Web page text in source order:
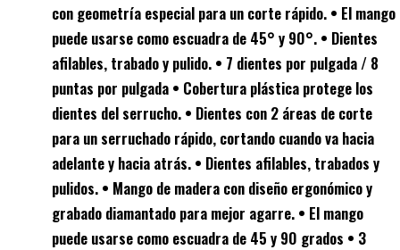
con geometría especial para un corte rápido. • El mango
puede usarse como escuadra de 45° y 90°. • Dientes
afilables, trabado y pulido. • 7 dientes por pulgada / 8
puntas por pulgada • Cobertura plástica protege los
dientes del serrucho. • Dientes con 2 áreas de corte
para un serruchado rápido, cortando cuando va hacia
adelante y hacia atrás. • Dientes afilables, trabados y
pulidos. • Mango de madera con diseño ergonómico y
grabado diamantado para mejor agarre. • El mango
puede usarse como escuadra de 45 y 90 grados • 3